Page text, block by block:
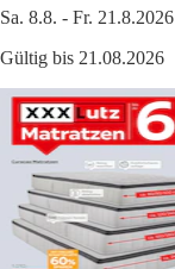
Sa. 8.8. - Fr. 21.8.2026
Gültig bis 21.08.2026